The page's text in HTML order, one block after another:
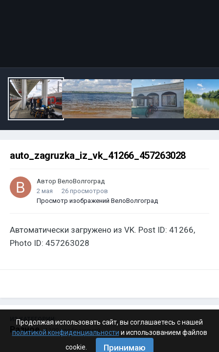
auto_zagruzka_iz_vk_41266_457263028
Автор ВелоВолгоград
2 мая
26 просмотров
Просмотр изображений ВелоВолгоград
Автоматически загружено из VK. Post ID: 41266,
Photo ID: 457263028
ИЗ КАТЕГОРИИ:
Разное · 4 199 изображений
Продолжая использовать сайт, вы соглашаетесь с нашей
политикой конфиденциальности и использованием файлов
cookie.
Принимаю